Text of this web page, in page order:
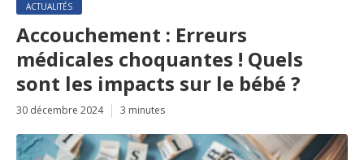
ACTUALITÉS
Accouchement : Erreurs
médicales choquantes ! Quels
sont les impacts sur le bébé ?
30 décembre 2024 3 minutes